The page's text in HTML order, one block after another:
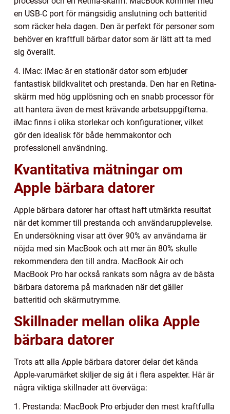
en USB-C port för mångsidig anslutning och batteritid
som räcker hela dagen. Den är perfekt för personer som
behöver en kraftfull bärbar dator som är lätt att ta med
sig överallt.
4. iMac: iMac är en stationär dator som erbjuder
fantastisk bildkvalitet och prestanda. Den har en Retina-
skärm med hög upplösning och en snabb processor för
att hantera även de mest krävande arbetsuppgifterna.
iMac finns i olika storlekar och konfigurationer, vilket
gör den idealisk för både hemmakontor och
professionell användning.
Kvantitativa mätningar om
Apple bärbara datorer
Apple bärbara datorer har oftast haft utmärkta resultat
när det kommer till prestanda och användarupplevelse.
En undersökning visar att över 90% av användarna är
nöjda med sin MacBook och att mer än 80% skulle
rekommendera den till andra. MacBook Air och
MacBook Pro har också rankats som några av de bästa
bärbara datorerna på marknaden när det gäller
batteritid och skärmutrymme.
Skillnader mellan olika Apple
bärbara datorer
Trots att alla Apple bärbara datorer delar det kända
Apple-varumärket skiljer de sig åt i flera aspekter. Här är
några viktiga skillnader att överväga:
1. Prestanda: MacBook Pro erbjuder den mest kraftfulla